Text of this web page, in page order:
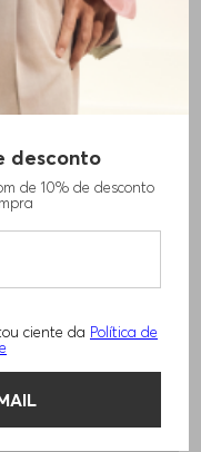
desconto
de 10% de desconto
ciente da Política de